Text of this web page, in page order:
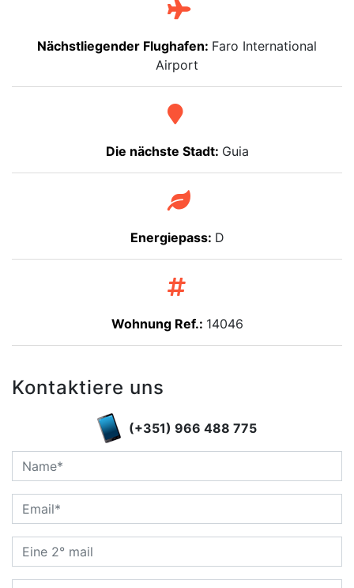
Nächstliegender Flughafen: Faro International
Airport
Die nächste Stadt: Guia
Energiepass: D
Wohnung Ref.: 14046
Kontaktiere uns
(+351) 966 488 775